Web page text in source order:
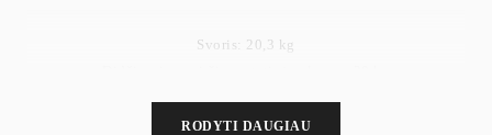
Svoris: 20,3 kg
kg
RODYTI DAUGIAU